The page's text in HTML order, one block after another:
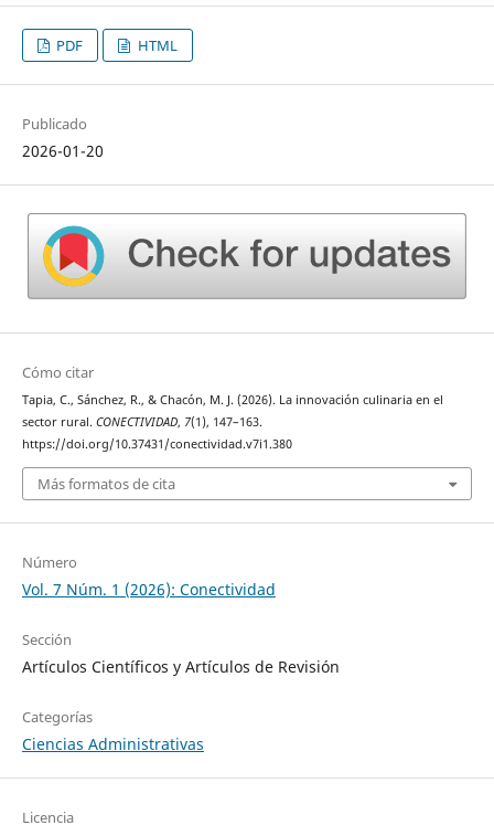
PDF HTML
Publicado
2026-01-20
Cómo citar
Tapia, C., Sánchez, R., & Chacón, M. J. (2026). La innovación culinaria en el
sector rural. CONECTIVIDAD, 7(1), 147–163.
https://doi.org/10.37431/conectividad.v7i1.380
Más formatos de cita
Número
Vol. 7 Núm. 1 (2026): Conectividad
Sección
Artículos Científicos y Artículos de Revisión
Categorías
Ciencias Administrativas
Licencia